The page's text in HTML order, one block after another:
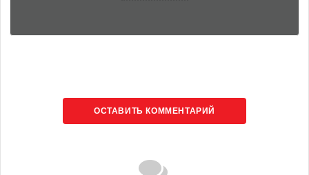
ОСТАВИТЬ КОММЕНТАРИЙ